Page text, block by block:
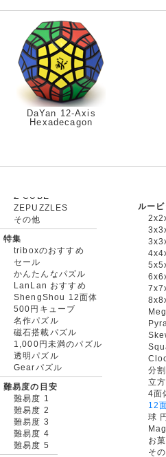
DaYan 12-Axis
Hexadecagon
ZEPUZZLES
その他
特集
triboxのおすすめ
セール
かんたんなパズル
LanLan おすすめ
ShengShou 12面体
500円キューブ
名作パズル
磁石搭載パズル
1,000円未満のパズル
透明パズル
Gearパズル
難易度の目安
難易度 1
難易度 2
難易度 3
難易度 4
難易度 5
ルー
分
立
4面
12
球
お
そ